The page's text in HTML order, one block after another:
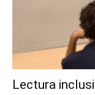
Lectura